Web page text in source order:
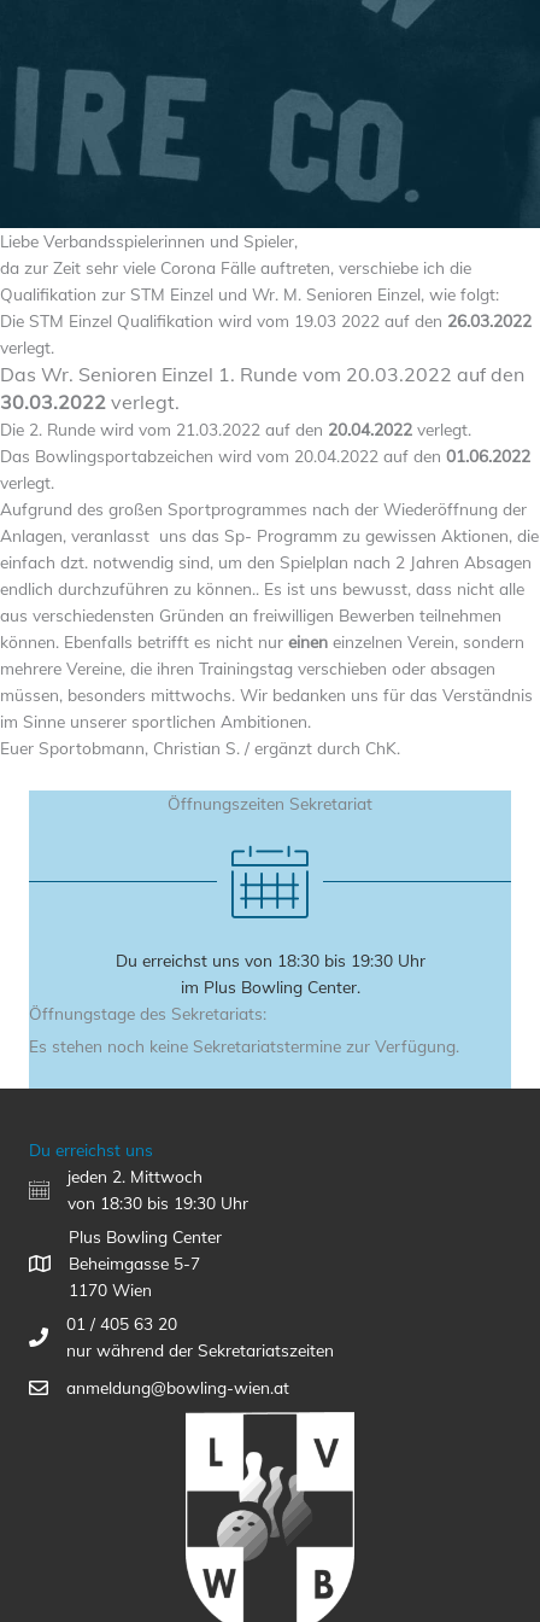
Liebe Verbandsspielerinnen und Spieler,
da zur Zeit sehr viele Corona Fälle auftreten, verschiebe ich die
Qualifikation zur STM Einzel und Wr. M. Senioren Einzel, wie folgt:
Die STM Einzel Qualifikation wird vom 19.03 2022 auf den 26.03.2022
verlegt.
Das Wr. Senioren Einzel 1. Runde vom 20.03.2022 auf den
30.03.2022 verlegt.
Die 2. Runde wird vom 21.03.2022 auf den 20.04.2022 verlegt.
Das Bowlingsportabzeichen wird vom 20.04.2022 auf den 01.06.2022
verlegt.
Aufgrund des großen Sportprogrammes nach der Wiederöffnung der
Anlagen, veranlasst uns das Sp- Programm zu gewissen Aktionen, die
einfach dzt. notwendig sind, um den Spielplan nach 2 Jahren Absagen
endlich durchzuführen zu können.. Es ist uns bewusst, dass nicht alle
aus verschiedensten Gründen an freiwilligen Bewerben teilnehmen
können. Ebenfalls betrifft es nicht nur einen einzelnen Verein, sondern
mehrere Vereine, die ihren Trainingstag verschieben oder absagen
müssen, besonders mittwochs. Wir bedanken uns für das Verständnis
im Sinne unserer sportlichen Ambitionen.
Euer Sportobmann, Christian S. / ergänzt durch ChK.
Öffnungszeiten Sekretariat
Du erreichst uns von 18:30 bis 19:30 Uhr
im Plus Bowling Center.
Öffnungstage des Sekretariats:
Es stehen noch keine Sekretariatstermine zur Verfügung.
Du erreichst uns
jeden 2. Mittwoch
von 18:30 bis 19:30 Uhr
Plus Bowling Center
Beheimgasse 5-7
1170 Wien
01 / 405 63 20
nur während der Sekretariatszeiten
anmeldung@bowling-wien.at